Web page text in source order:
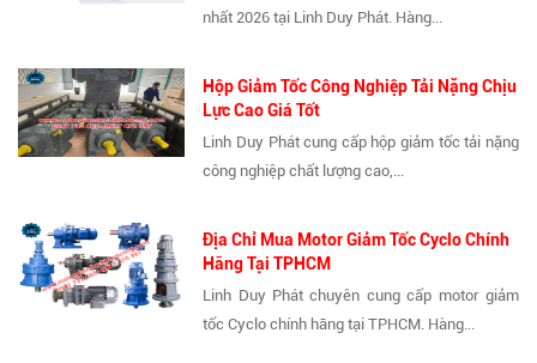
nhất 2026 tại Linh Duy Phát. Hàng...
Hộp Giảm Tốc Công Nghiệp Tải Nặng Chịu
Lực Cao Giá Tốt
Linh Duy Phát cung cấp hộp giảm tốc tải nặng
công nghiệp chất lượng cao,...
Địa Chỉ Mua Motor Giảm Tốc Cyclo Chính
Hãng Tại TPHCM
Linh Duy Phát chuyên cung cấp motor giảm
tốc Cyclo chính hãng tại TPHCM. Hàng...